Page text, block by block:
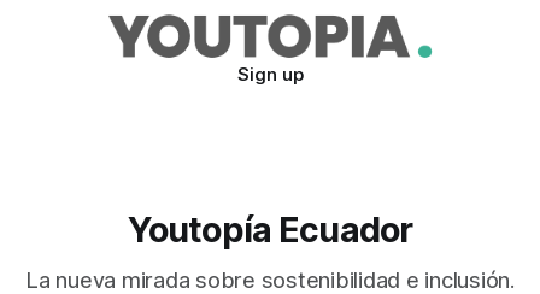
Sign up
Youtopía Ecuador
La nueva mirada sobre sostenibilidad e inclusión.